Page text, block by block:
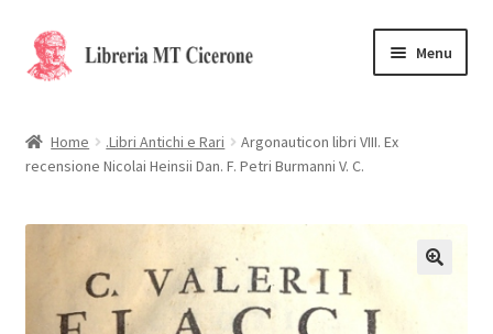
Vai
alla
Vai
al
Menu
Libri rari
La Storia
Contattaci
Home .Libri Antichi e Rari
Argonauticon libri VIII. Ex
recensione Nicolai Heinsii Dan. F. Petri Burmanni V. C.